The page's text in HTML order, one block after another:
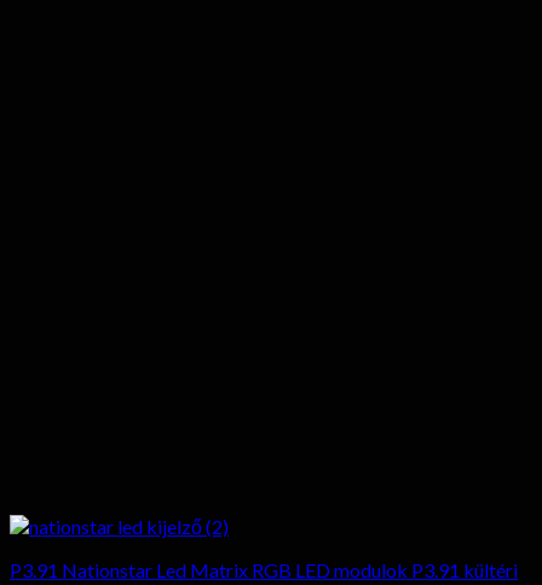
P3.91 Nationstar Led Matrix RGB LED modulok P3.91 kültéri